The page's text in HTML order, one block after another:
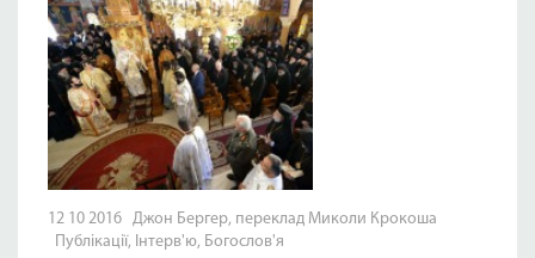
12 10 2016 Джон Бергер, переклад Миколи Крокоша
Публікації, Інтерв'ю, Богослов'я